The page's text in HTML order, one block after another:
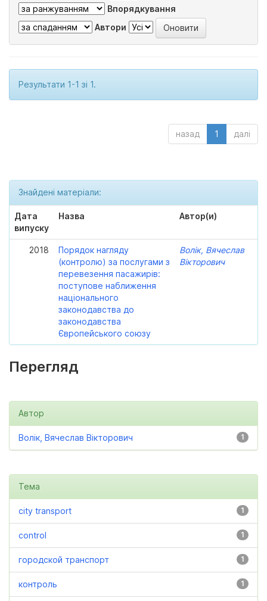
Впорядкування
Автори
Результати 1-1 зі 1.
назад 1 далі
Знайдені матеріали:
Дата
випуску
Назва Автор(и)
2018
Порядок нагляду
(контролю) за послугами з
перевезення пасажирів:
поступове наближення
національного
законодавства до
законодавства
Європейського союзу
Волік, Вячеслав
Вікторович
Перегляд
Автор
1
Волік, Вячеслав Вікторович
Тема
1
city transport
1
control
1
городской транспорт
1
контроль